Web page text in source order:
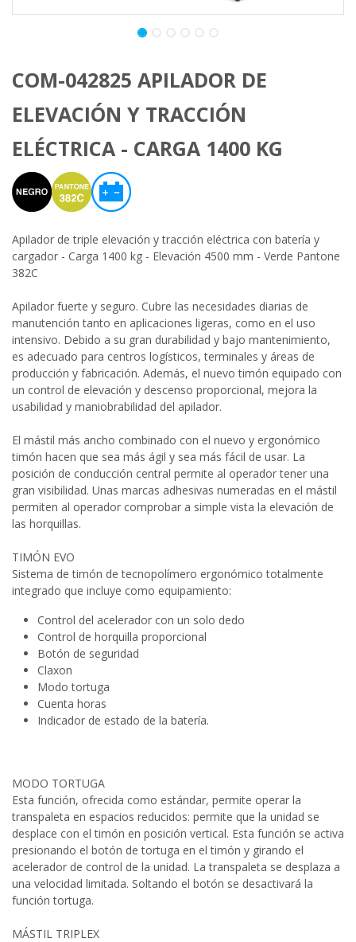
COM-042825 APILADOR DE
ELEVACIÓN Y TRACCIÓN
ELÉCTRICA - CARGA 1400 KG
Apilador de triple elevación y tracción eléctrica con batería y
cargador - Carga 1400 kg - Elevación 4500 mm - Verde Pantone
382C
Apilador fuerte y seguro. Cubre las necesidades diarias de
manutención tanto en aplicaciones ligeras, como en el uso
intensivo. Debido a su gran durabilidad y bajo mantenimiento,
es adecuado para centros logísticos, terminales y áreas de
producción y fabricación. Además, el nuevo timón equipado con
un control de elevación y descenso proporcional, mejora la
usabilidad y maniobrabilidad del apilador.
El mástil más ancho combinado con el nuevo y ergonómico
timón hacen que sea más ágil y sea más fácil de usar. La
posición de conducción central permite al operador tener una
gran visibilidad. Unas marcas adhesivas numeradas en el mástil
permiten al operador comprobar a simple vista la elevación de
las horquillas.
TIMÓN EVO
Sistema de timón de tecnopolímero ergonómico totalmente
integrado que incluye como equipamiento:
Control del acelerador con un solo dedo
Control de horquilla proporcional
Botón de seguridad
Claxon
Modo tortuga
Cuenta horas
Indicador de estado de la batería.
MODO TORTUGA
Esta función, ofrecida como estándar, permite operar la
transpaleta en espacios reducidos: permite que la unidad se
desplace con el timón en posición vertical. Esta función se activa
presionando el botón de tortuga en el timón y girando el
acelerador de control de la unidad. La transpaleta se desplaza a
una velocidad limitada. Soltando el botón se desactivará la
función tortuga.
MÁSTIL TRIPLEX